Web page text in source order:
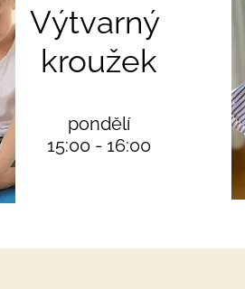
Výtvarný
kroužek
pondělí
15:00 - 16:00